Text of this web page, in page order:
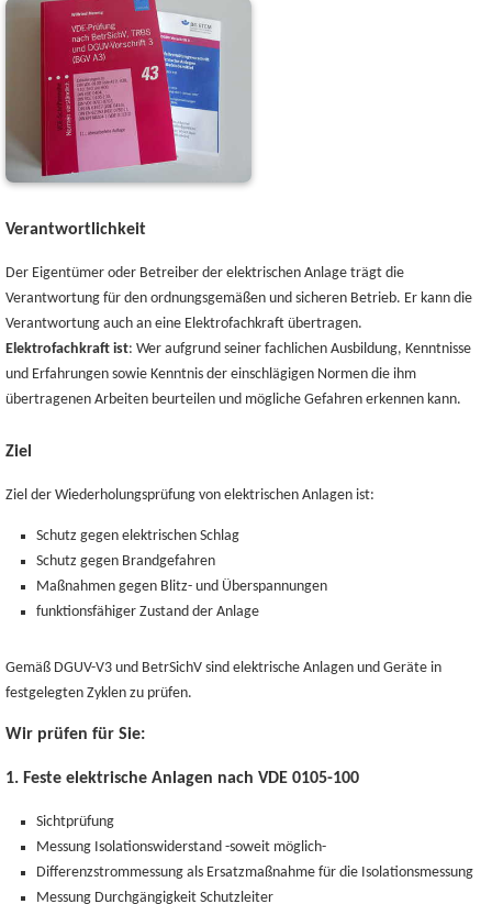
Verantwortlichkeit
Der Eigentümer oder Betreiber der elektrischen Anlage trägt die
Verantwortung für den ordnungsgemäßen und sicheren Betrieb. Er kann die
Verantwortung auch an eine Elektrofachkraft übertragen.
Elektrofachkraft ist: Wer aufgrund seiner fachlichen Ausbildung, Kenntnisse
und Erfahrungen sowie Kenntnis der einschlägigen Normen die ihm
übertragenen Arbeiten beurteilen und mögliche Gefahren erkennen kann.
Ziel
Ziel der Wiederholungsprüfung von elektrischen Anlagen ist:
Schutz gegen elektrischen Schlag
Schutz gegen Brandgefahren
Maßnahmen gegen Blitz- und Überspannungen
funktionsfähiger Zustand der Anlage
Gemäß DGUV-V3 und BetrSichV sind elektrische Anlagen und Geräte in
festgelegten Zyklen zu prüfen.
Wir prüfen für Sie:
1. Feste elektrische Anlagen nach VDE 0105-100
Sichtprüfung
Messung Isolationswiderstand -soweit möglich-
Differenzstrommessung als Ersatzmaßnahme für die Isolationsmessung
Messung Durchgängigkeit Schutzleiter